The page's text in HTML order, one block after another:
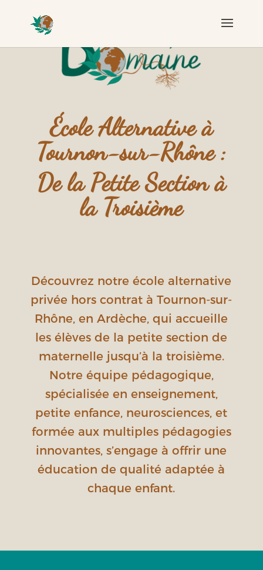
École Alternative à
Tournon-sur-Rhône :
De la Petite Section à
la Troisième
Découvrez notre école alternative
privée hors contrat à Tournon-sur-
Rhône, en Ardèche, qui accueille
les élèves de la petite section de
maternelle jusqu’à la troisième.
Notre équipe pédagogique,
spécialisée en enseignement,
petite enfance, neurosciences, et
formée aux multiples pédagogies
innovantes, s’engage à offrir une
éducation de qualité adaptée à
chaque enfant.